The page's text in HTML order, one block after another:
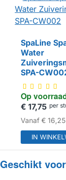
Op
SpaLine
Water
SPA-
€ 17,75 per
Vanaf € 16,25
IN
Geschikt voor